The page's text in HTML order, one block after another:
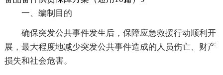
一、编制目的
确保突发公共事件发生后，保障应急救援行动顺利开
展，最大程度地减少突发公共事件造成的人员伤亡、财产
损失和社会危害。